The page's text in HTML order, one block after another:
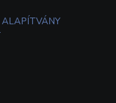
ALAPÍTVÁNY